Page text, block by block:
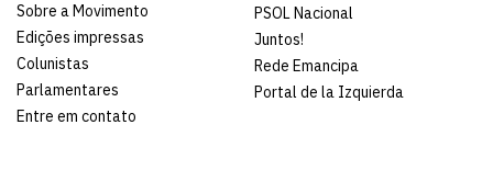
Sobre a Movimento
Edições impressas
Colunistas
Parlamentares
Entre em contato
PSOL Nacional
Juntos!
Rede Emancipa
Portal de la Izquierda